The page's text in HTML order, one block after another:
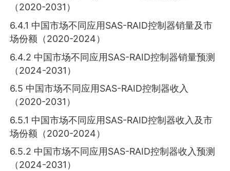
（2020-2031）
6.4.1 中国市场不同应用SAS-RAID控制器销量及市
场份额（2020-2024）
6.4.2 中国市场不同应用SAS-RAID控制器销量预测
（2024-2031）
6.5 中国市场不同应用SAS-RAID控制器收入
（2020-2031）
6.5.1 中国市场不同应用SAS-RAID控制器收入及市
场份额（2020-2024）
6.5.2 中国市场不同应用SAS-RAID控制器收入预测
（2024-2031）